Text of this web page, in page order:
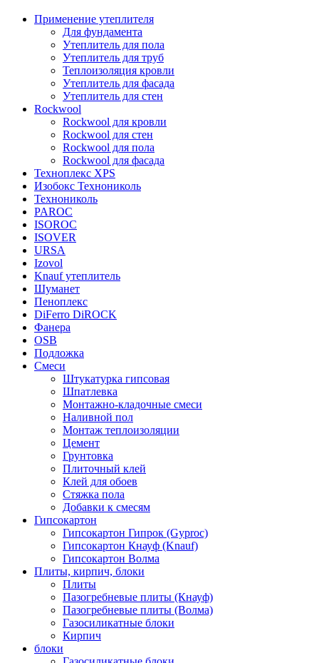
Применение утеплителя
Для фундамента
Утеплитель для пола
Утеплитель для труб
Теплоизоляция кровли
Утеплитель для фасада
Утеплитель для стен
Rockwool
Rockwool для кровли
Rockwool для стен
Rockwool для пола
Rockwool для фасада
Техноплекс XPS
Изобокс Технониколь
Технониколь
PAROC
ISOROC
ISOVER
URSA
Izovol
Knauf утеплитель
Шуманет
Пеноплекс
DiFerro DiROCK
Фанера
OSB
Подложка
Смеси
Штукатурка гипсовая
Шпатлевка
Монтажно-кладочные смеси
Наливной пол
Монтаж теплоизоляции
Цемент
Грунтовка
Плиточный клей
Клей для обоев
Стяжка пола
Добавки к смесям
Гипсокартон
Гипсокартон Гипрок (Gyproc)
Гипсокартон Кнауф (Knauf)
Гипсокартон Волма
Плиты, кирпич, блоки
Плиты
Пазогребневые плиты (Кнауф)
Пазогребневые плиты (Волма)
Газосиликатные блоки
Кирпич
блоки